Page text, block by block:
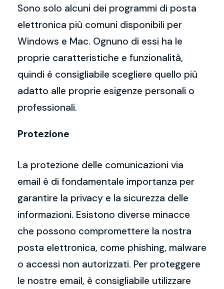
Sono solo alcuni dei programmi di posta
elettronica più comuni disponibili per
Windows e Mac. Ognuno di essi ha le
proprie caratteristiche e funzionalità,
quindi è consigliabile scegliere quello più
adatto alle proprie esigenze personali o
professionali.
Protezione
La protezione delle comunicazioni via
email è di fondamentale importanza per
garantire la privacy e la sicurezza delle
informazioni. Esistono diverse minacce
che possono compromettere la nostra
posta elettronica, come phishing, malware
o accessi non autorizzati. Per proteggere
le nostre email, è consigliabile utilizzare